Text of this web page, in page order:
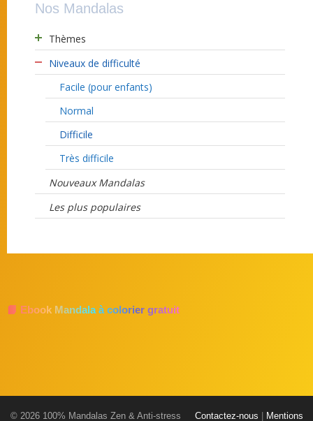
Nos Mandalas
Thèmes
Niveaux de difficulté
Facile (pour enfants)
Normal
Difficile
Très difficile
Nouveaux Mandalas
Les plus populaires
📘 Ebook Mandala à colorier gratuit
© 2026 100% Mandalas Zen & Anti-stress Contactez-nous Mentions